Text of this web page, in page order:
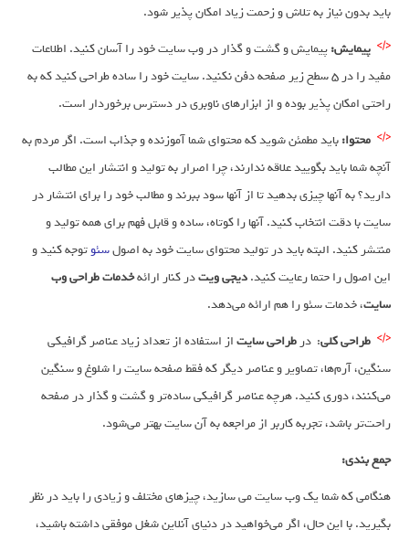
باید بدون نیاز به تلاش و زحمت زیاد امکان پذیر شود.
پیمایش:پیمایش و گشت و گذار در وب سایت خود را آسان کنید. اطلاعات
مفید را در 5 سطح زیر صفحه‌ دفن نکنید. سایت خود را ساده طراحی کنید که به
راحتی امکان پذیر بوده و از ابزارهای ناوبری در دسترس برخوردار است.
محتوا:باید مطمئن شوید که محتوای شما آموزنده و جذاب است. اگر مردم به
آنچه شما باید بگویید علاقه ندارند، چرا اصرار به تولید و انتشار این مطالب
دارید؟ به آنها چیزی بدهید تا از آنها سود ببرند و مطالب خود را برای انتشار در
سایت با دقت انتخاب کنید. آنها را کوتاه، ساده و قابل فهم برای همه تولید و
منتشر کنید. البته باید در تولید محتوای سایت خود به اصولسئوتوجه کنید و
این اصول را حتما رعایت کنید.دیجی ویتدر کنار ارائهخدمات طراحی وب
سایت، خدمات سئو را هم ارائه می‌دهد.
طراحی کلی: در طراحی سایتاز استفاده از تعداد زیاد عناصر گرافیکی
سنگین، آرم‌ها، تصاویر و عناصر دیگر که فقط صفحه سایت را شلوغ و سنگین
می‌کنند، دوری کنید. هرچه عناصر گرافیکی ساده‌تر و گشت و گذار در صفحه
راحت‌تر باشد، تجربه کاربر از مراجعه به آن سایت بهتر می‌شود.
جمع بندی:
هنگامی که شما یک وب سایت می سازید‌، چیزهای مختلف و زیادی را باید در نظر
بگیرید. با این حال، اگر می‌خواهید در دنیای آنلاین شغل موفقی داشته باشید،